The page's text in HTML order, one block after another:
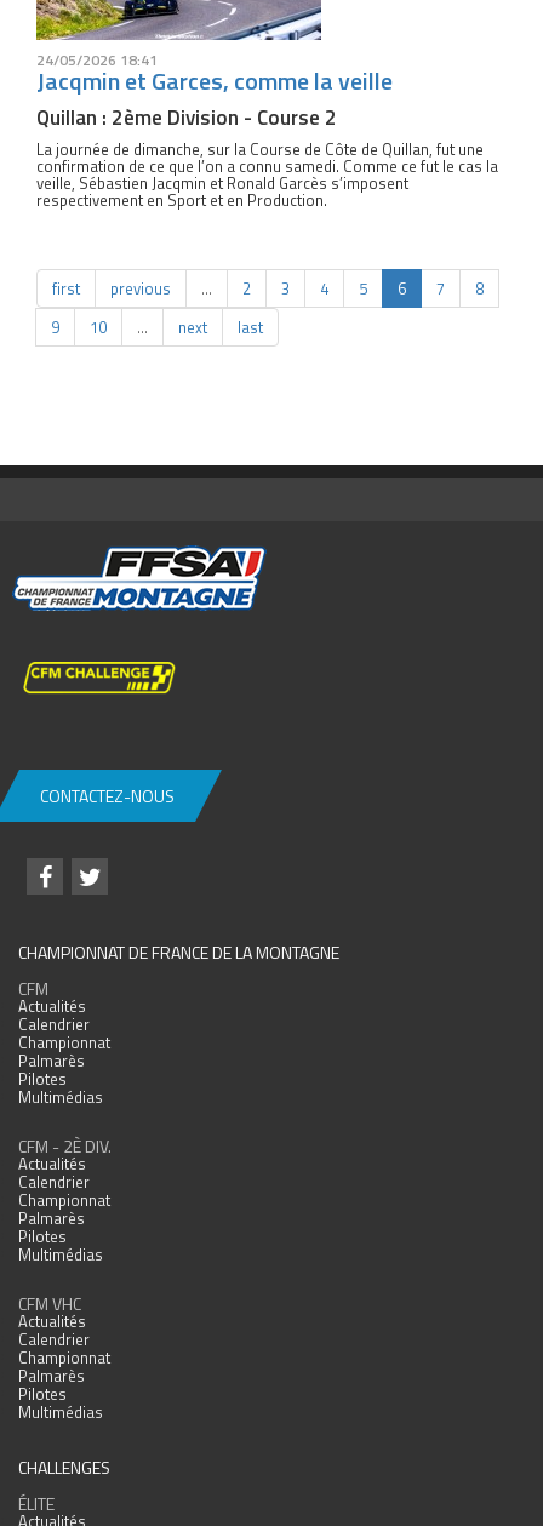
24/05/2026 18:41
Jacqmin et Garces, comme la veille
Quillan : 2ème Division - Course 2
La journée de dimanche, sur la Course de Côte de Quillan, fut une
confirmation de ce que l’on a connu samedi. Comme ce fut le cas la
veille, Sébastien Jacqmin et Ronald Garcès s’imposent
respectivement en Sport et en Production.
first previous … 2 3 4 5 6 7
8
9
10 … next last
CONTACTEZ-NOUS
CHAMPIONNAT DE FRANCE DE LA MONTAGNE
CFM
Actualités
Calendrier
Championnat
Palmarès
Pilotes
Multimédias
CFM - 2È DIV.
Actualités
Calendrier
Championnat
Palmarès
Pilotes
Multimédias
CFM VHC
Actualités
Calendrier
Championnat
Palmarès
Pilotes
Multimédias
CHALLENGES
ÉLITE
Actualités